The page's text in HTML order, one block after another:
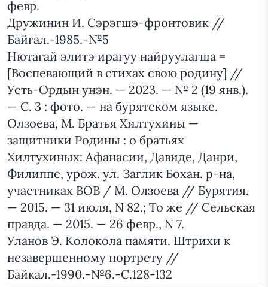
февр.
Дружинин И. Сэрэгшэ-фронтовик //
Байгал.-1985.-№5
Нютагай элитэ ирагуу найруулагша =
[Воспевающий в стихах свою родину] //
Усть-Ордын унэн. — 2023. — № 2 (19 янв.).
— С. 3 : фото. — на бурятском языке.
Олзоева, М. Братья Хилтухины —
защитники Родины : о братьях
Хилтухиных: Афанасии, Давиде, Данри,
Филиппе, урож. ул. Заглик Бохан. р-на,
участниках ВОВ / М. Олзоева // Бурятия.
— 2015. — 31 июля, N 82.; То же // Сельская
правда. — 2015. — 26 февр., N 7.
Уланов Э. Колокола памяти. Штрихи к
незавершенному портрету //
Байкал.-1990.-№6.-С.128-132